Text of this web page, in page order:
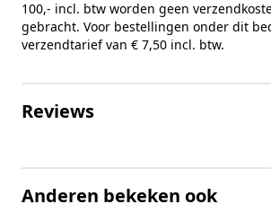
100,- incl. btw worden geen
gebracht. Voor bestellingen onder dit
verzendtarief van € 7,50 incl. btw.
Reviews
Anderen bekeken ook